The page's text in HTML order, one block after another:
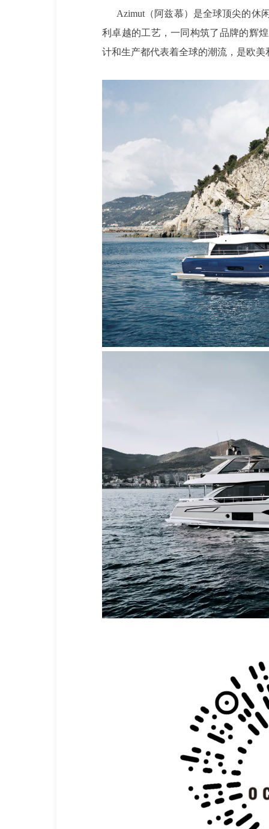
Azimut（阿兹慕）是全球顶尖的休
利卓越的工艺，一同构筑了品牌的辉
计和生产都代表着全球的潮流，是欧